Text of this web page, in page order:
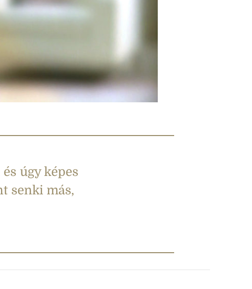
úgy képes
senki más,